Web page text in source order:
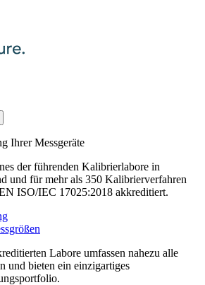
Ihrer Messgeräte
der führenden Kalibrierlabore in
und für mehr als 350 Kalibrierverfahren
ISO/IEC 17025:2018 akkreditiert.
Labore umfassen nahezu alle
und bieten ein einzigartiges